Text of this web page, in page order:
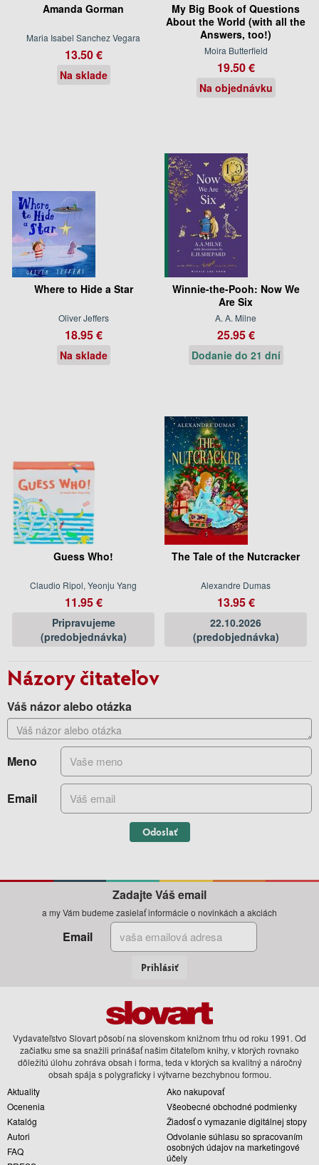
Amanda Gorman
Maria Isabel Sanchez Vegara
13.50 €
Na sklade
My Big Book of Questions
About the World (with all the
Answers, too!)
Moira Butterfield
19.50 €
Na objednávku
Where to Hide a Star
Oliver Jeffers
18.95 €
Na sklade
Winnie-the-Pooh: Now We
Are Six
A. A. Milne
25.95 €
Dodanie do 21 dní
Guess Who!
Claudio Ripol, Yeonju Yang
11.95 €
Pripravujeme
(predobjednávka)
The Tale of the Nutcracker
Alexandre Dumas
13.95 €
22.10.2026
(predobjednávka)
Názory čitateľov
Váš názor alebo otázka
Meno
Email
Odoslať
Zadajte Váš email
a my Vám budeme zasielať informácie o novinkách a akciách
Email
Prihlásiť
Vydavateľstvo Slovart pôsobí na slovenskom knižnom trhu od roku 1991. Od
začiatku sme sa snažili prinášať našim čitateľom knihy, v ktorých rovnako
dôležitú úlohu zohráva obsah i forma, teda v ktorých sa kvalitný a náročný
obsah spája s polygraficky i výtvarne bezchybnou formou.
Aktuality
Ocenenia
Katalóg
Autori
FAQ
Ako nakupovať
Všeobecné obchodné podmienky
Žiadosť o vymazanie digitálnej stopy
Odvolanie súhlasu so spracovaním
osobných údajov na marketingové
účely